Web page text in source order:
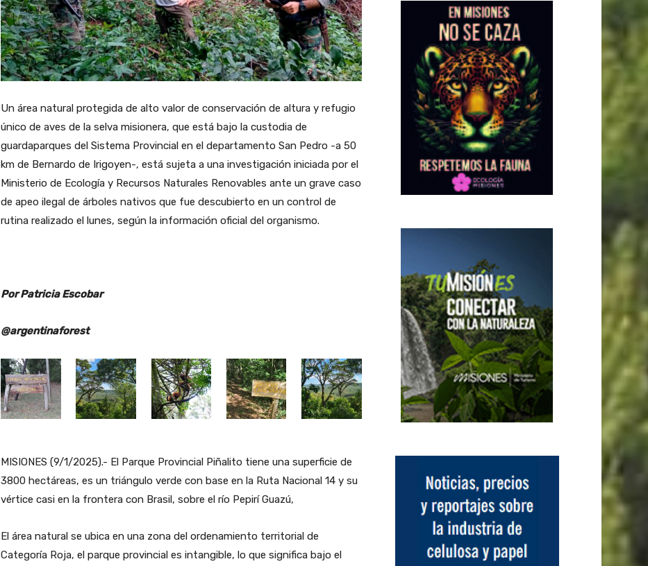
Un área natural protegida de alto valor de conservación de altura y refugio
único de aves de la selva misionera, que está bajo la custodia de
guardaparques del Sistema Provincial en el departamento San Pedro -a 50
km de Bernardo de Irigoyen-, está sujeta a una investigación iniciada por el
Ministerio de Ecología y Recursos Naturales Renovables ante un grave caso
de apeo ilegal de árboles nativos que fue descubierto en un control de
rutina realizado el lunes, según la información oficial del organismo.
Por Patricia Escobar
@argentinaforest
MISIONES (9/1/2025).- El Parque Provincial Piñalito tiene una superficie de
3800 hectáreas, es un triángulo verde con base en la Ruta Nacional 14 y su
vértice casi en la frontera con Brasil, sobre el río Pepirí Guazú,
El área natural se ubica en una zona del ordenamiento territorial de
Categoría Roja, el parque provincial es intangible, lo que significa bajo el